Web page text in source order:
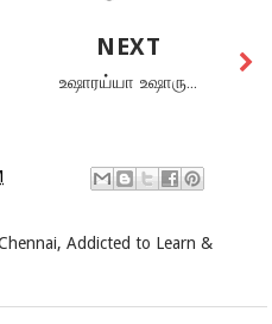
NEXT
உஷாரய்யா உஷாரு...
Addicted to Learn &